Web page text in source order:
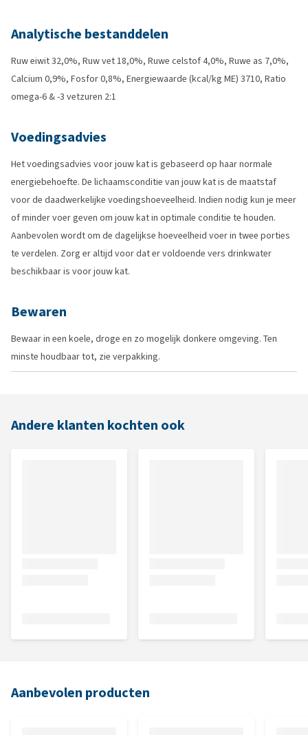
Analytische bestanddelen
Ruw eiwit 32,0%, Ruw vet 18,0%, Ruwe celstof 4,0%, Ruwe as 7,0%,
Calcium 0,9%, Fosfor 0,8%, Energiewaarde (kcal/kg ME) 3710, Ratio
omega-6 & -3 vetzuren 2:1
Voedingsadvies
Het voedingsadvies voor jouw kat is gebaseerd op haar normale
energiebehoefte. De lichaamsconditie van jouw kat is de maatstaf
voor de daadwerkelijke voedingshoeveelheid. Indien nodig kun je meer
of minder voer geven om jouw kat in optimale conditie te houden.
Aanbevolen wordt om de dagelijkse hoeveelheid voer in twee porties
te verdelen. Zorg er altijd voor dat er voldoende vers drinkwater
beschikbaar is voor jouw kat.
Bewaren
Bewaar in een koele, droge en zo mogelijk donkere omgeving. Ten
minste houdbaar tot, zie verpakking.
Andere klanten kochten ook
Aanbevolen producten